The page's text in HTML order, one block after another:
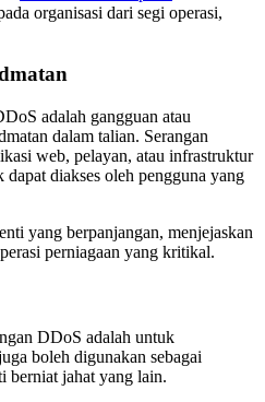
organisasi dari segi operasi,
adalah gangguan atau
dalam talian. Serangan
web, pelayan, atau infrastruktur
diakses oleh pengguna yang
yang berpanjangan, menjejaskan
perniagaan yang kritikal.
DDoS adalah untuk
boleh digunakan sebagai
berniat jahat yang lain.